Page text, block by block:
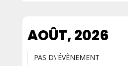
AOÛT, 2026
PAS D\'ÉVÈNEMENT